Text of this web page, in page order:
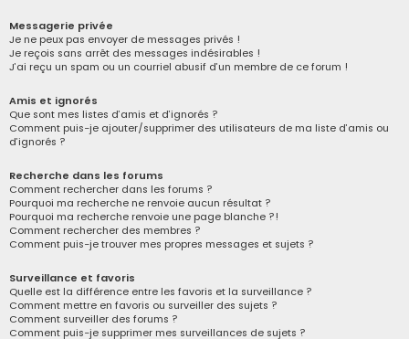
Messagerie privée
Je ne peux pas envoyer de messages privés !
Je reçois sans arrêt des messages indésirables !
J’ai reçu un spam ou un courriel abusif d’un membre de ce forum !
Amis et ignorés
Que sont mes listes d’amis et d’ignorés ?
Comment puis-je ajouter/supprimer des utilisateurs de ma liste d’amis ou
d’ignorés ?
Recherche dans les forums
Comment rechercher dans les forums ?
Pourquoi ma recherche ne renvoie aucun résultat ?
Pourquoi ma recherche renvoie une page blanche ?!
Comment rechercher des membres ?
Comment puis-je trouver mes propres messages et sujets ?
Surveillance et favoris
Quelle est la différence entre les favoris et la surveillance ?
Comment mettre en favoris ou surveiller des sujets ?
Comment surveiller des forums ?
Comment puis-je supprimer mes surveillances de sujets ?